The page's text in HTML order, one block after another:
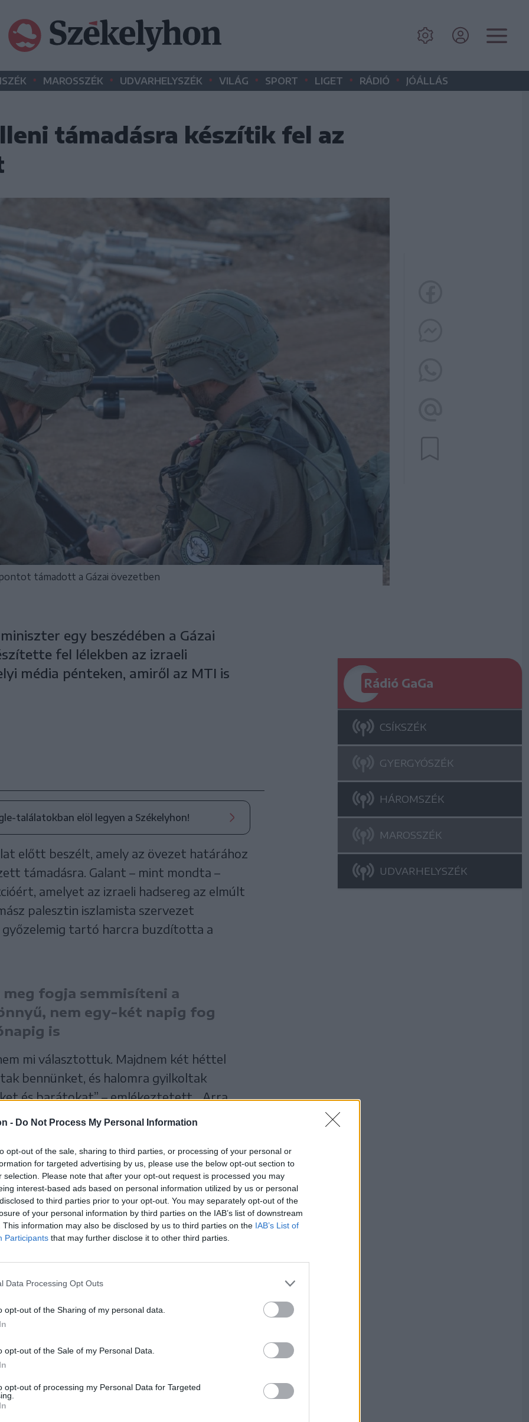
- Do Not Process My Personal Information
opt-out of the sale, sharing to third parties, or processing of your personal or
for targeted advertising by us, please use the below opt-out section to
selection. Please note that after your opt-out request is processed you may
interest-based ads based on personal information utilized by us or personal
to third parties prior to your opt-out. You may separately opt-out of the
of your personal information by third parties on the IAB’s list of downstream
This information may also be disclosed by us to third parties on the IAB’s List of
Participants that may further disclose it to other third parties.
Data Processing Opt Outs
opt-out of the Sharing of my personal data.
opt-out of the Sale of my Personal Data.
opt-out of processing my Personal Data for Targeted
• MAROSSZÉK • UDVARHELYSZÉK • VILÁG • SPORT • LIGET • RÁDIÓ • JÓÁLLÁS
támadásra készítik fel az
támadott a Gázai övezetben
egy beszédében a Gázai
fel lélekben az izraeli
média pénteken, amiről az MTI is
találatokban elöl legyen a Székelyhon!
előtt beszélt, amely az övezet határához
támadásra. Galant – mint mondta –
amelyet az izraeli hadsereg az elmúlt
palesztin iszlamista szervezet
győzelemig tartó harcra buzdította a
fogja semmisíteni a
nem egy-két napig fog
is
mi választottuk. Majdnem két héttel
bennünket, és halomra gyilkoltak
és barátokat” – emlékeztetett. „Arra
minden terroristát. Ez a szabály.
Ma még csak messziről látjátok
– mondta.
jelentése szerint
hadsereg több mint
támadott a Gázai
bejáratát,
és több tucatnyi
pontot lőttek.
egy terroristát, aki részt vett az október
Rádió GaGa
CSÍKSZÉK
GYERGYÓSZÉK
HÁROMSZÉK
MAROSSZÉK
UDVARHELYSZÉK